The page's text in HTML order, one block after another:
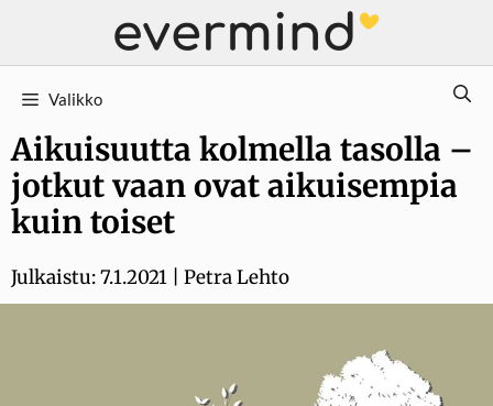
Valikko
Aikuisuutta kolmella tasolla –
jotkut vaan ovat aikuisempia
kuin toiset
Julkaistu:7.1.2021 Petra Lehto